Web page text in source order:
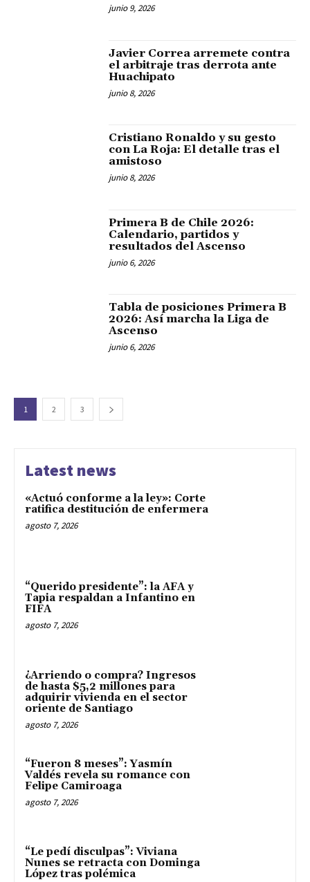
junio 9, 2026
Javier Correa arremete contra
el arbitraje tras derrota ante
Huachipato
junio 8, 2026
Cristiano Ronaldo y su gesto
con La Roja: El detalle tras el
amistoso
junio 8, 2026
Primera B de Chile 2026:
Calendario, partidos y
resultados del Ascenso
junio 6, 2026
Tabla de posiciones Primera B
2026: Así marcha la Liga de
Ascenso
junio 6, 2026
1 2 3
Latest news
«Actuó conforme a la ley»: Corte
ratifica destitución de enfermera
agosto 7, 2026
“Querido presidente”: la AFA y
Tapia respaldan a Infantino en
FIFA
agosto 7, 2026
¿Arriendo o compra? Ingresos
de hasta $5,2 millones para
adquirir vivienda en el sector
oriente de Santiago
agosto 7, 2026
“Fueron 8 meses”: Yasmín
Valdés revela su romance con
Felipe Camiroaga
agosto 7, 2026
“Le pedí disculpas”: Viviana
Nunes se retracta con Dominga
López tras polémica